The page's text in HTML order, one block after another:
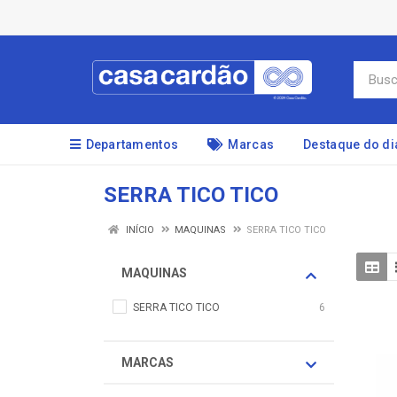
Departamentos Marcas Destaque do
SERRA TICO TICO
INÍCIO MAQUINAS SERRA TICO TICO
MAQUINAS
SERRA TICO TICO 6
MARCAS